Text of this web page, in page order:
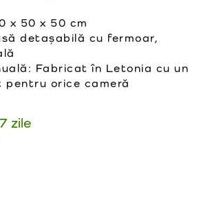
x 50 x 50 cm
detașabilă cu fermoar,
Fabricat în Letonia cu un
orice cameră
zile